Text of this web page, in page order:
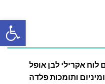
לוח אקרילי לבן אופל
ותומכות פלדה